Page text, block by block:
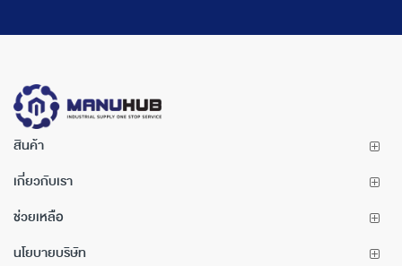
สินค้า
เกี่ยวกับเรา
ช่วยเหลือ
นโยบายบริษัท